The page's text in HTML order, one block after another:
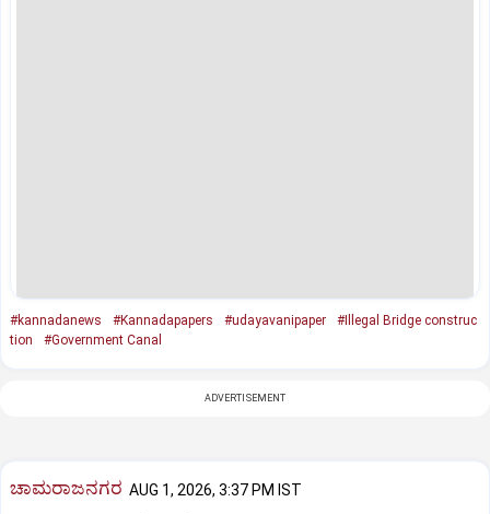
#kannadanews #Kannadapapers #udayavanipaper
#Illegal Bridge construc
tion
#Government Canal
ADVERTISEMENT
ಚಾಮರಾಜನಗರ AUG 1, 2026, 3:37 PM IST